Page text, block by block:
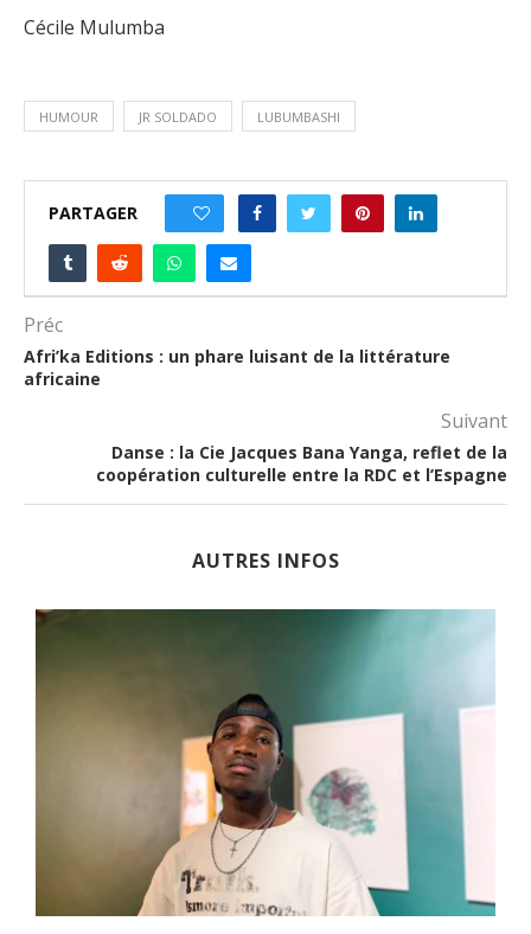
Cécile Mulumba
HUMOUR JR SOLDADO LUBUMBASHI
PARTAGER
Préc
Afri’ka Editions : un phare luisant de la littérature
africaine
Suivant
Danse : la Cie Jacques Bana Yanga, reflet de la
coopération culturelle entre la RDC et l’Espagne
AUTRES INFOS